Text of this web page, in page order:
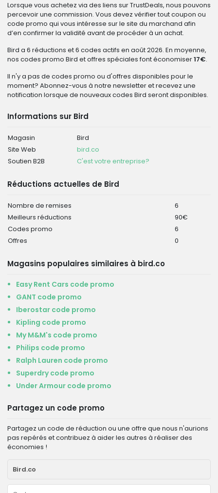
Lorsque vous achetez via des liens sur TrustDeals, nous pouvons
percevoir une commission. Vous devez vérifier tout coupon ou
code promo qui vous intéresse sur le site du marchand afin
d’en confirmer la validité avant de procéder à un achat.
Bird a 6 réductions et 6 codes actifs en août 2026. En moyenne,
nos codes promo Bird et offres spéciales font économiser17€.
Il n'y a pas de codes promo ou d'offres disponibles pour le
moment? Abonnez-vous à notre newsletter et recevez une
notification lorsque de nouveaux codes Bird seront disponibles.
Informations sur Bird
Magasin
Bird
Site Web
bird.co
Soutien B2B
C'est votre entreprise?
Réductions actuelles de Bird
Nombre de remises
6
Meilleurs réductions
90€
Codes promo
6
Offres
0
Magasins populaires similaires à bird.co
Easy Rent Cars code promo
GANT code promo
Iberostar code promo
Kipling code promo
My M&M's code promo
Philips code promo
Ralph Lauren code promo
Superdry code promo
Under Armour code promo
Partagez un code promo
Partagez un code de réduction ou une offre que nous n'aurions
pas repérés et contribuez à aider les autres à réaliser des
économies !